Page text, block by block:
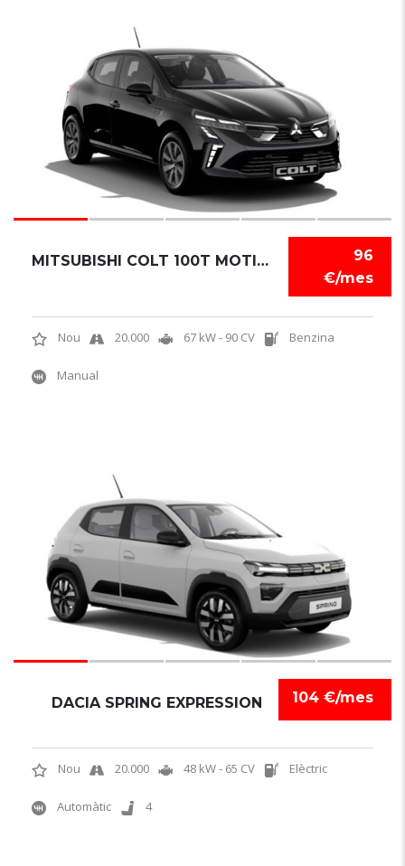
96
€/mes
MITSUBISHI COLT 100T MOTION
Nou 20.000 67 kW - 90 CV Benzina
Manual
104 €/mes
DACIA SPRING EXPRESSION
Nou 20.000 48 kW - 65 CV Elèctric
Automàtic 4